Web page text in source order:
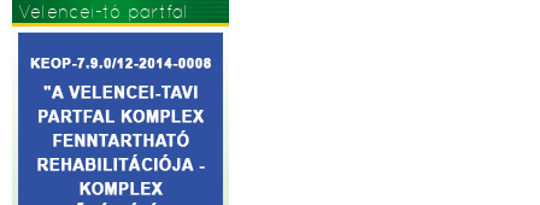
Velencei-tó partfal